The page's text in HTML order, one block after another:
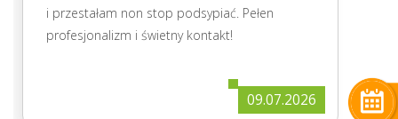
i przestałam non stop podsypiać. Pełen
profesjonalizm i świetny kontakt!
09.07.2026